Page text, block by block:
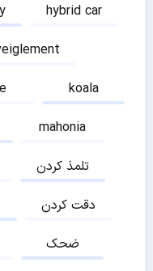
hybrid car
koala
mahonia
تلمذ کردن
دقت کردن
ضحک